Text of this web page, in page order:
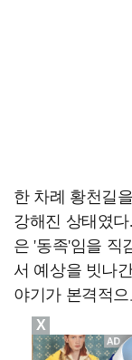
한 차례 황천길
강해진 상태였
은 '동족'임을 직
서 예상을 빗나
야기가 본격적
X